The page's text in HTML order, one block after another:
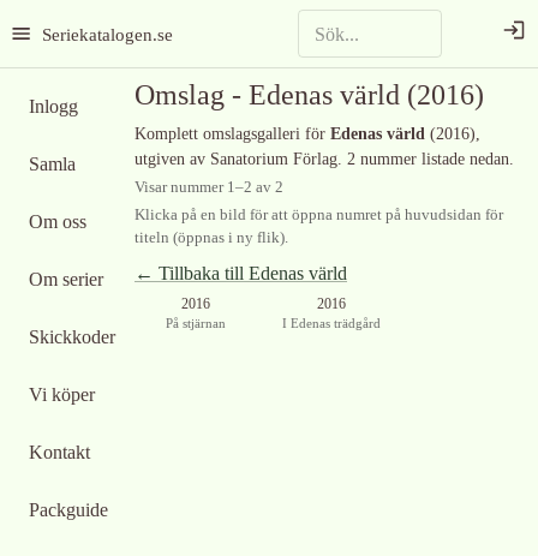
Seriekatalogen.se
Inlogg
Samla
Om oss
Om serier
Skickkoder
Vi köper
Kontakt
Packguide
Omslag - Edenas värld (2016)
Komplett omslagsgalleri för Edenas värld (2016),
utgiven av Sanatorium Förlag. 2 nummer listade nedan.
Visar nummer 1–2 av 2
Klicka på en bild för att öppna numret på huvudsidan för
titeln (öppnas i ny flik).
← Tillbaka till Edenas värld
2016
På stjärnan
2016
I Edenas trädgård